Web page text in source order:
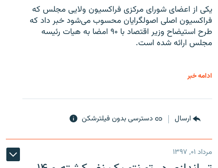
یکی از اعضای شورای مرکزی فراکسیون ولایی مجلس که
فراکسیون اصلی اصولگرایان محسوب می‌شود خبر داد که
طرح استیضاح وزیر اقتصاد با ۹۰ امضا به هیات رئیسه
مجلس ارائه شده است.
ادامه خبر
ارسال دسترسی بدون فیلترشکن
مرداد ۰۱, ۱۳۹۷